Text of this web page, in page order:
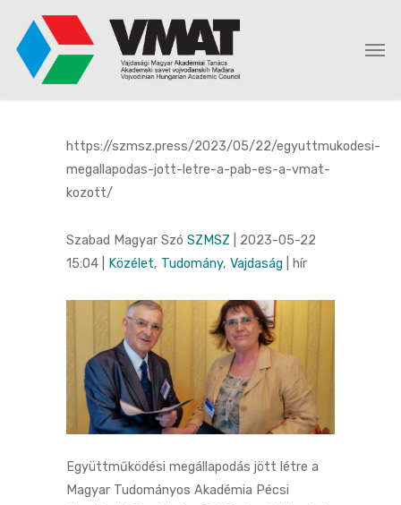
https://szmsz.press/2023/05/22/egyuttmukodesi-
megallapodas-jott-letre-a-pab-es-a-vmat-
kozott/
Szabad Magyar Szó SZMSZ
2023-05-22
15:04
Közélet, Tudomány, Vajdaság | hír
Együttműködési megállapodás jött létre a
Magyar Tudományos Akadémia Pécsi